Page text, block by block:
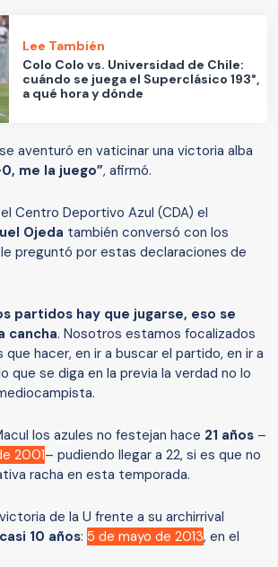
Lee También
Colo Colo vs. Universidad de Chile:
cuándo se juega el Superclásico 193°,
a qué hora y dónde
aventuró en vaticinar una victoria alba
me la juego”, afirmó.
Centro Deportivo Azul (CDA) el
Ojeda también conversó con los
preguntó por estas declaraciones de
partidos hay que jugarse, eso se
cancha. Nosotros estamos focalizados
hacer, en ir a buscar el partido, en ir a
que se diga en la previa la verdad no lo
los azules no festejan hace 21 años –
2001– pudiendo llegar a 22, si es que no
racha en esta temporada.
de la U frente a su archirrival
casi 10 años: 5 de mayo de 2013, en el